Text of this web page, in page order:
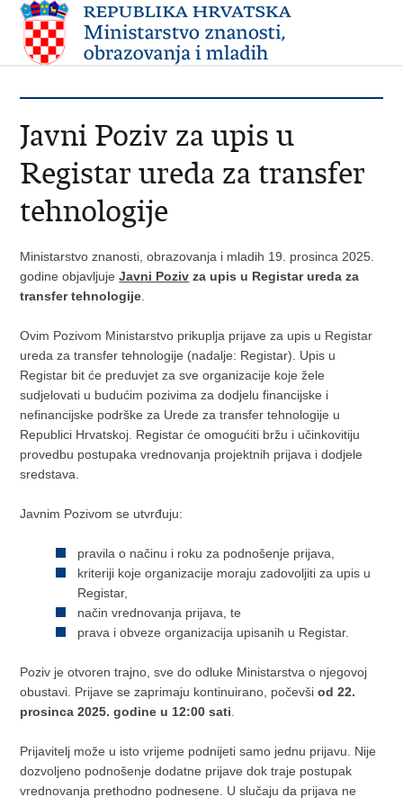
Javni Poziv za upis u
Registar ureda za transfer
tehnologije
Ministarstvo znanosti, obrazovanja i mladih 19. prosinca 2025.
godine objavljujeJavni Poziv za upis u Registar ureda za
transfer tehnologije
Ovim Pozivom Ministarstvo prikuplja prijave za upis u Registar
ureda za transfer tehnologije (nadalje: Registar). Upis u
Registar bit će preduvjet za sve organizacije koje žele
sudjelovati u budućim pozivima za dodjelu financijske i
nefinancijske podrške za Urede za transfer tehnologije u
Republici Hrvatskoj. Registar će omogućiti bržu i učinkovitiju
provedbu postupaka vrednovanja projektnih prijava i dodjele
sredstava.
Javnim Pozivom se utvrđuju:
pravila o načinu i roku za podnošenje prijava,
kriteriji koje organizacije moraju zadovoljiti za upis u
Registar,
način vrednovanja prijava, te
prava i obveze organizacija upisanih u Registar.
Poziv je otvoren trajno, sve do odluke Ministarstva o njegovoj
obustavi. Prijave se zaprimaju kontinuirano, počevšiod 22.
prosinca 2025. godine u 12:00 sati
Prijavitelj može u isto vrijeme podnijeti samo jednu prijavu. Nije
dozvoljeno podnošenje dodatne prijave dok traje postupak
vrednovanja prethodno podnesene. U slučaju da prijava ne